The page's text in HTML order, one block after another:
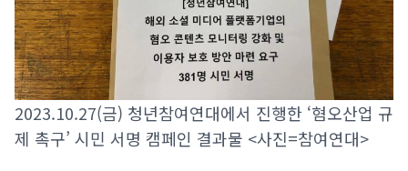
2023.10.27(금) 청년참여연대에서 진행한 ‘혐오산업 규
제 촉구’ 시민 서명 캠페인 결과물 <사진=참여연대>